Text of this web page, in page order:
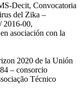
Decit, Convocatoria
del Zika –
2016-00,
asociación con la
2020 de la Unión
– consorcio
Técnico